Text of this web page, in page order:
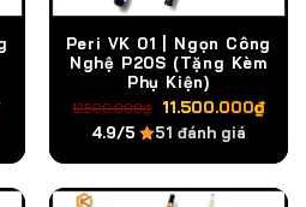
tại
Peri VK 01 | Ngọn Công
Nghệ P20S (Tặng Kèm
Phụ Kiện)
12.500.000₫ Giá
gốc
là:
12.500.000₫.
11.500.000₫Giá
tại
là:
4.9/5 51 đánh giá